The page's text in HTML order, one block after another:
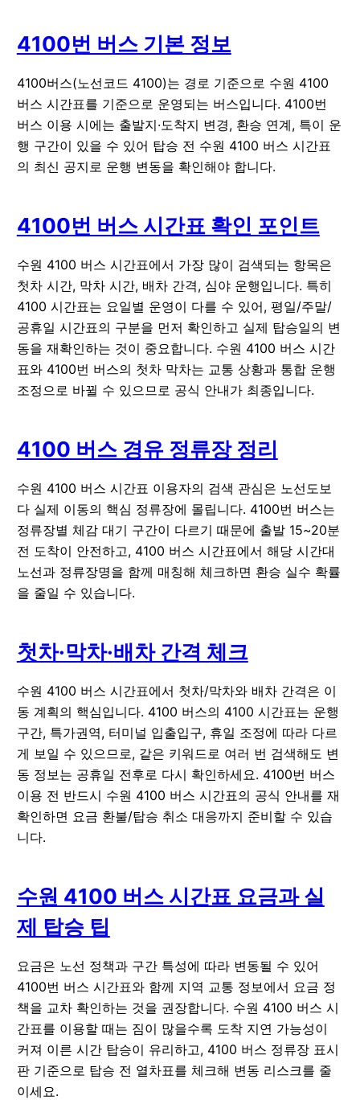
4100번 버스 기본 정보
4100버스(노선코드 4100)는 경로 기준으로 수원 4100
버스 시간표를 기준으로 운영되는 버스입니다. 4100번
버스 이용 시에는 출발지·도착지 변경, 환승 연계, 특이 운
행 구간이 있을 수 있어 탑승 전 수원 4100 버스 시간표
의 최신 공지로 운행 변동을 확인해야 합니다.
4100번 버스 시간표 확인 포인트
수원 4100 버스 시간표에서 가장 많이 검색되는 항목은
첫차 시간, 막차 시간, 배차 간격, 심야 운행입니다. 특히
4100 시간표는 요일별 운영이 다를 수 있어, 평일/주말/
공휴일 시간표의 구분을 먼저 확인하고 실제 탑승일의 변
동을 재확인하는 것이 중요합니다. 수원 4100 버스 시간
표와 4100번 버스의 첫차 막차는 교통 상황과 통합 운행
조정으로 바뀔 수 있으므로 공식 안내가 최종입니다.
4100 버스 경유 정류장 정리
수원 4100 버스 시간표 이용자의 검색 관심은 노선도보
다 실제 이동의 핵심 정류장에 몰립니다. 4100번 버스는
정류장별 체감 대기 구간이 다르기 때문에 출발 15~20분
전 도착이 안전하고, 4100 버스 시간표에서 해당 시간대
노선과 정류장명을 함께 매칭해 체크하면 환승 실수 확률
을 줄일 수 있습니다.
첫차·막차·배차 간격 체크
수원 4100 버스 시간표에서 첫차/막차와 배차 간격은 이
동 계획의 핵심입니다. 4100 버스의 4100 시간표는 운행
구간, 특가권역, 터미널 입출입구, 휴일 조정에 따라 다르
게 보일 수 있으므로, 같은 키워드로 여러 번 검색해도 변
동 정보는 공휴일 전후로 다시 확인하세요. 4100번 버스
이용 전 반드시 수원 4100 버스 시간표의 공식 안내를 재
확인하면 요금 환불/탑승 취소 대응까지 준비할 수 있습
니다.
수원 4100 버스 시간표 요금과 실
제 탑승 팁
요금은 노선 정책과 구간 특성에 따라 변동될 수 있어
4100번 버스 시간표와 함께 지역 교통 정보에서 요금 정
책을 교차 확인하는 것을 권장합니다. 수원 4100 버스 시
간표를 이용할 때는 짐이 많을수록 도착 지연 가능성이
커져 이른 시간 탑승이 유리하고, 4100 버스 정류장 표시
판 기준으로 탑승 전 열차표를 체크해 변동 리스크를 줄
이세요.